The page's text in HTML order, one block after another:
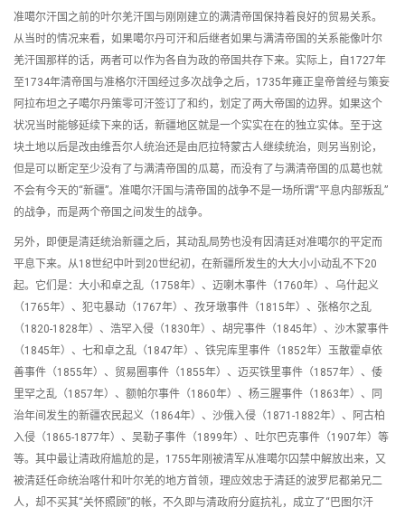
准噶尔汗国之前的叶尔羌汗国与刚刚建立的满清帝国保持着良好的贸易关系。
从当时的情况来看，如果噶尔丹可汗和后继者如果与满清帝国的关系能像叶尔
羌汗国那样的话，两者可以作为各自为政的帝国共存下来。实际上，自1727年
至1734年清帝国与准格尔汗国经过多次战争之后，1735年雍正皇帝曾经与策妄
阿拉布坦之子噶尔丹策零可汗签订了和约，划定了两大帝国的边界。如果这个
状况当时能够延续下来的话，新疆地区就是一个实实在在的独立实体。至于这
块土地以后是改由维吾尔人统治还是由厄拉特蒙古人继续统治，则另当别论，
但是可以断定至少没有了与满清帝国的瓜葛，而没有了与满清帝国的瓜葛也就
不会有今天的“新疆”。准噶尔汗国与清帝国的战争不是一场所谓“平息内部叛乱”
的战争，而是两个帝国之间发生的战争。
另外，即便是清廷统治新疆之后，其动乱局势也没有因清廷对准噶尔的平定而
平息下来。从18世纪中叶到20世纪初，在新疆所发生的大大小小动乱不下20
起。它们是：大小和卓之乱（1758年）、迈喇木事件（1760年）、乌什起义
（1765年）、犯屯暴动（1767年）、孜牙墩事件（1815年）、张格尔之乱
（1820-1828年）、浩罕入侵（1830年）、胡完事件（1845年）、沙木蒙事件
（1845年）、七和卓之乱（1847年）、铁完库里事件（1852年）玉散霍卓依
善事件（1855年）、贸易圈事件（1855年）、迈买铁里事件（1857年）、倭
里罕之乱（1857年）、额帕尔事件（1860年）、杨三腥事件（1863年）、同
治年间发生的新疆农民起义（1864年）、沙俄入侵（1871-1882年）、阿古柏
入侵（1865-1877年）、吴勒子事件（1899年）、吐尔巴克事件（1907年）等
等。其中最让清政府尴尬的是，1755年刚被清军从准噶尔囚禁中解放出来，又
被清廷任命统治喀什和叶尔羌的地方首领，理应效忠于清廷的波罗尼都弟兄二
人，却不买其“关怀照顾”的帐，不久即与清政府分庭抗礼，成立了“巴图尔汗